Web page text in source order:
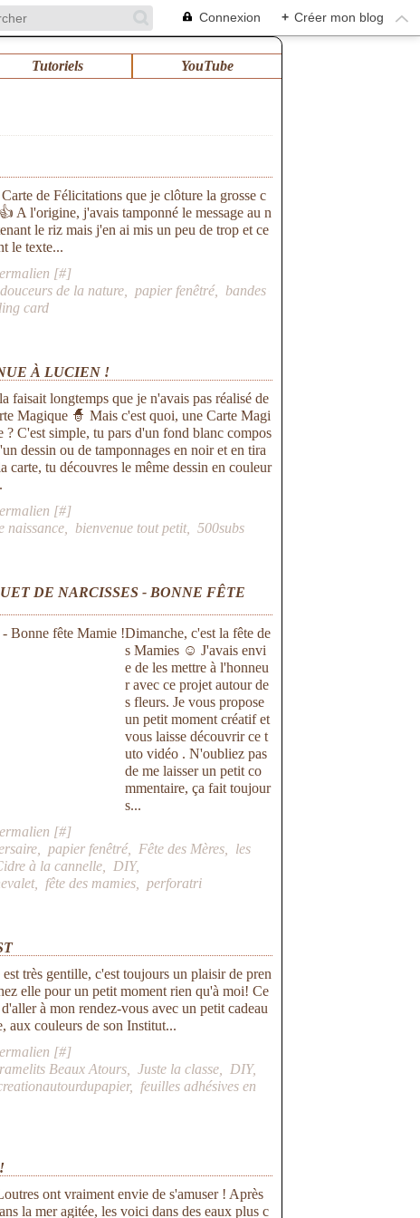
Connexion + Créer mon blog
Tutoriels YouTube
de Félicitations que je clôture la grosse c
A l'origine, j'avais tamponné le message au n
le riz mais j'en ai mis un peu de trop et ce
le texte...
[#]
douceurs de la nature papier fenêtré, bandes
card
À LUCIEN !
faisait longtemps que je n'avais pas réalisé de
Magique 🧙 Mais c'est quoi, une Carte Magi
? C'est simple, tu pars d'un fond blanc compos
dessin ou de tamponnages en noir et en tira
carte, tu découvres le même dessin en couleur
[#]
naissance bienvenue tout petit,500subs
DE NARCISSES - BONNE FÊTE
Dimanche, c'est la fête de
s Mamies ☺ J'avais envi
e de les mettre à l'honneu
r avec ce projet autour de
s fleurs. Je vous propose
un petit moment créatif et
vous laisse découvrir ce t
uto vidéo . N'oubliez pas
de me laisser un petit co
mmentaire, ça fait toujour
s...
[#]
papier fenêtré, Fête des Mères
les
à la cannelle DIY,
, fête des mamies perforatri
très gentille, c'est toujours un plaisir de pren
elle pour un petit moment rien qu'à moi! Ce
à mon rendez-vous avec un petit cadeau
aux couleurs de son Institut...
[#]
Beaux Atours ,Juste la classe DIY,
, feuilles adhésives en
ont vraiment envie de s'amuser ! Après
la mer agitée, les voici dans des eaux plus c